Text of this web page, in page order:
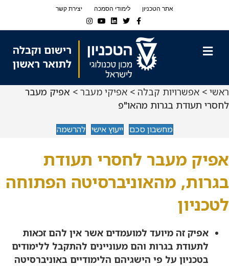
אתר הטכניון לימודי הסמכה
יצירת קשר
Facebook
Twitter
Linkedin
Youtube
Instagram
ראשי > אפשרויות קבלה > אפיקי מעבר > אפיק מעבר
לחסרי תעודת בגרות מהאו"פ
מחשבון סכם ייעוץ אישי להרשמה
אפיק מעבר לחסרי תעודת
בגרות, מהאוניברסיטה הפתוחה
לטכניון
אפיק זה מיועד למועמדים אשר אין להם זכאות
לתעודת בגרות והם מעוניינים להתקבל ללימודים
בטכניון על פי הישגיהם הלימודיים באוניברסיטה